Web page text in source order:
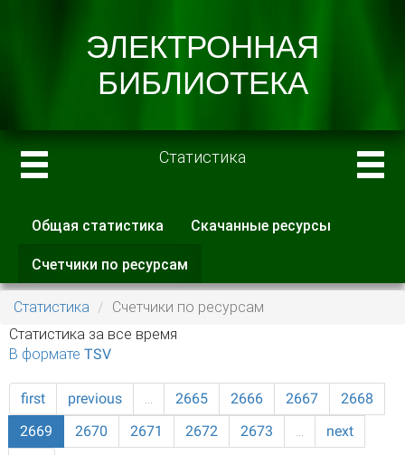
Статистика
Главные вкладки
Общая статистика Скачанные ресурсы
Счетчики по ресурсам
вкладка)
Статистика
Счетчики по ресурсам
Статистика за все время
В формате TSV
first previous … 2665 2666 2667
2668
2669
2670 2671 2672 2673 …
next